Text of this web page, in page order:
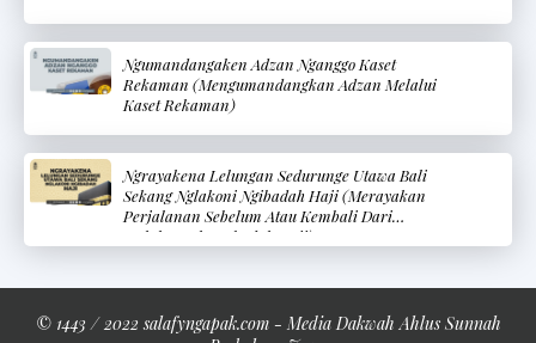
Ngumandangaken Adzan Nganggo Kaset
Rekaman (Mengumandangkan Adzan Melalui
Kaset Rekaman)
Ngrayakena Lelungan Sedurunge Utawa Bali
Sekang Nglakoni Ngibadah Haji (Merayakan
Perjalanan Sebelum Atau Kembali Dari
Melaksanakan Ibadah Haji)
© 1443 / 2022 salafyngapak.com - Media Dakwah Ahlus Sunnah